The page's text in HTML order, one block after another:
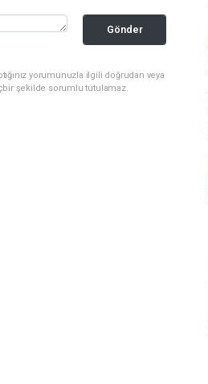
Gönder
yorumunuzla ilgili doğrudan veya
şekilde sorumlu tutulamaz.